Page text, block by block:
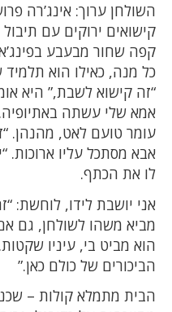
השולחן ערוך: אינג’רה
קישואים ירוקים עם
קפה שחור מבעבע
כל מנה, כאילו הוא
“זה קישוא לשבת,” היא
אמא שלי עשתה
עומר טועם לאט, מהנהן.
אבא מסתכל עליו ארוכות.
לו את הכתף.
אני יושבת לידו, לוחשת:
מביא משהו לשולחן, גם
הוא מביט בי, עיניו
הביכורים של כולם כאן.”
הבית מתמלא קולות –